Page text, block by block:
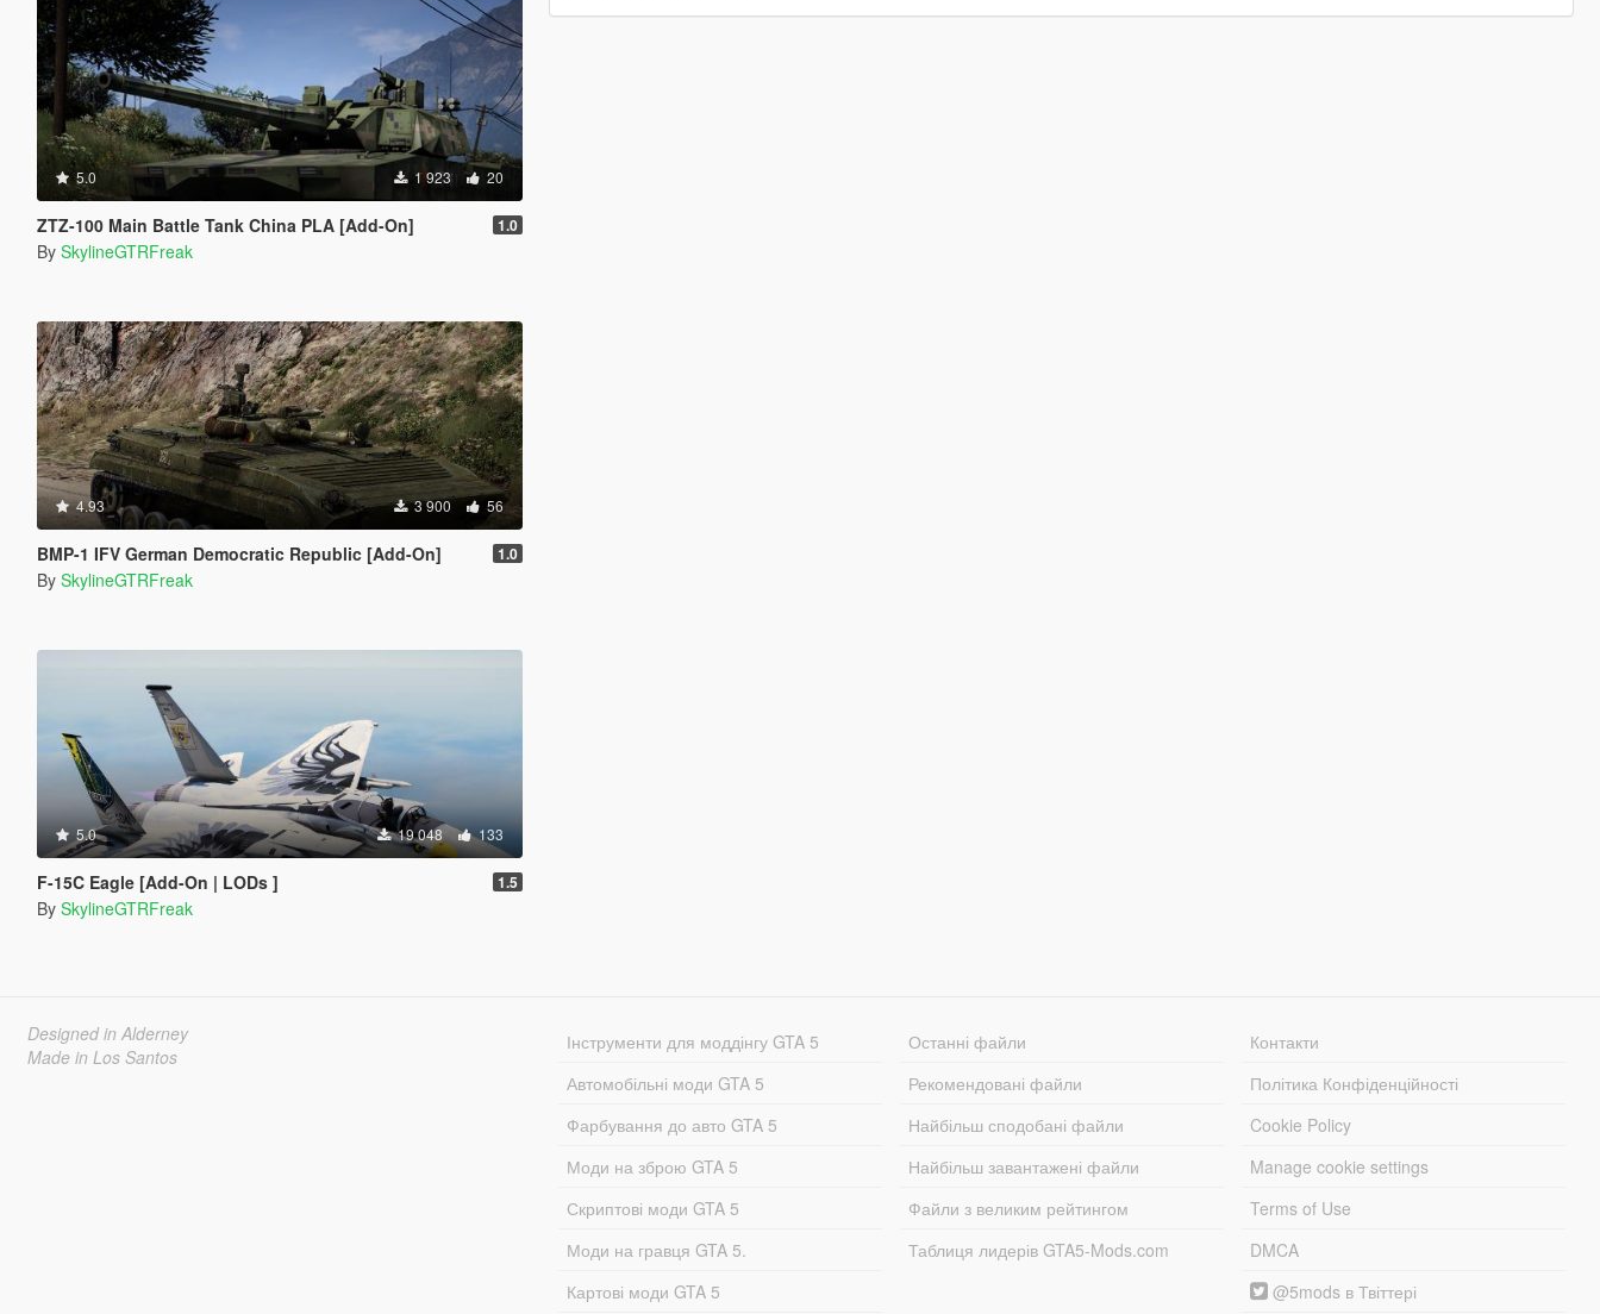
5.0 1 923 20
ZTZ-100 Main Battle Tank China PLA [Add-On] 1.0
By SkylineGTRFreak
4.93 3 900 56
BMP-1 IFV German Democratic Republic [Add-On] 1.0
By SkylineGTRFreak
5.0 19 048 133
F-15C Eagle [Add-On | LODs ] 1.5
By SkylineGTRFreak
Designed in Alderney
Made in Los Santos
Інструменти для моддінгу GTA 5
Автомобільні моди GTA 5
Фарбування до авто GTA 5
Моди на зброю GTA 5
Скриптові моди GTA 5
Моди на гравця GTA 5.
Картові моди GTA 5
Останні файли
Рекомендовані файли
Найбільш сподобані файли
Найбільш завантажені файли
Файли з великим рейтингом
Таблиця лидерів GTA5-Mods.com
Контакти
Політика Конфіденційності
Cookie Policy
Manage cookie settings
Terms of Use
DMCA
@5mods в Твіттері